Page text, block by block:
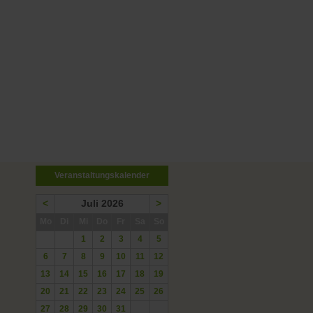
Veranstaltungskalender
< Juli 2026 >
1
2 3 4
5
6
7 8 9 10 11
12
13
14 15 16 17 18
19
20
21 22 23 24 25
26
27
28 29 30 31